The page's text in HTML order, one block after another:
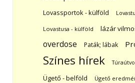
Lovassportok - külföld
Lovastusa - külföld lázár
overdose Paták; lábak
Színes hírek
Ügető - belföld Ügető